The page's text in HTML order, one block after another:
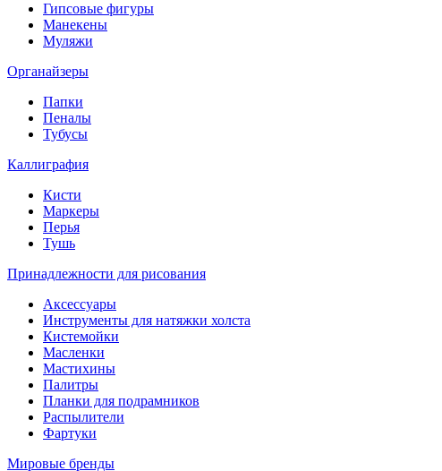
Гипсовые фигуры
Манекены
Муляжи
Органайзеры
Папки
Пеналы
Тубусы
Каллиграфия
Кисти
Маркеры
Перья
Тушь
Принадлежности для рисования
Аксессуары
Инструменты для натяжки холста
Кистемойки
Масленки
Мастихины
Палитры
Планки для подрамников
Распылители
Фартуки
Мировые бренды